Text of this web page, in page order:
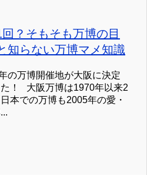
？そもそも万博の目
知らない万博マメ知識
の万博開催地が大阪に決定
た！ 大阪万博は1970年以来2
本での万博も2005年の愛・